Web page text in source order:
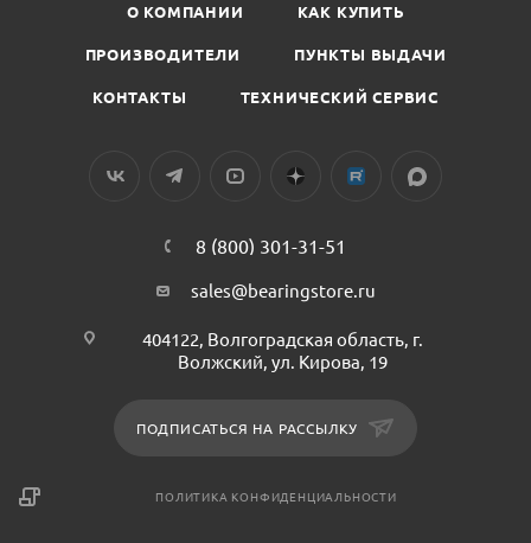
О КОМПАНИИ КАК КУПИТЬ
ПРОИЗВОДИТЕЛИ ПУНКТЫ ВЫДАЧИ
КОНТАКТЫ ТЕХНИЧЕСКИЙ СЕРВИС
8 (800) 301-31-51
sales@bearingstore.ru
404122, Волгоградская область, г.
Волжский, ул. Кирова, 19
ПОДПИСАТЬСЯ НА РАССЫЛКУ
ПОЛИТИКА КОНФИДЕНЦИАЛЬНОСТИ